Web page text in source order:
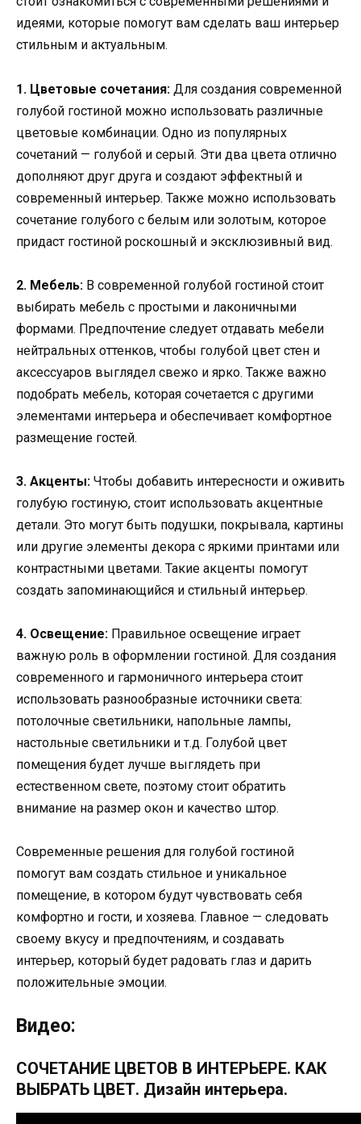
идеями, которые помогут вам сделать ваш интерьер
стильным и актуальным.
1. Цветовые сочетания: Для создания современной
голубой гостиной можно использовать различные
цветовые комбинации. Одно из популярных
сочетаний — голубой и серый. Эти два цвета отлично
дополняют друг друга и создают эффектный и
современный интерьер. Также можно использовать
сочетание голубого с белым или золотым, которое
придаст гостиной роскошный и эксклюзивный вид.
2. Мебель: В современной голубой гостиной стоит
выбирать мебель с простыми и лаконичными
формами. Предпочтение следует отдавать мебели
нейтральных оттенков, чтобы голубой цвет стен и
аксессуаров выглядел свежо и ярко. Также важно
подобрать мебель, которая сочетается с другими
элементами интерьера и обеспечивает комфортное
размещение гостей.
3. Акценты: Чтобы добавить интересности и оживить
голубую гостиную, стоит использовать акцентные
детали. Это могут быть подушки, покрывала, картины
или другие элементы декора с яркими принтами или
контрастными цветами. Такие акценты помогут
создать запоминающийся и стильный интерьер.
4. Освещение: Правильное освещение играет
важную роль в оформлении гостиной. Для создания
современного и гармоничного интерьера стоит
использовать разнообразные источники света:
потолочные светильники, напольные лампы,
настольные светильники и т.д. Голубой цвет
помещения будет лучше выглядеть при
естественном свете, поэтому стоит обратить
внимание на размер окон и качество штор.
Современные решения для голубой гостиной
помогут вам создать стильное и уникальное
помещение, в котором будут чувствовать себя
комфортно и гости, и хозяева. Главное — следовать
своему вкусу и предпочтениям, и создавать
интерьер, который будет радовать глаз и дарить
положительные эмоции.
Видео:
СОЧЕТАНИЕ ЦВЕТОВ В ИНТЕРЬЕРЕ. КАК
ВЫБРАТЬ ЦВЕТ. Дизайн интерьера.